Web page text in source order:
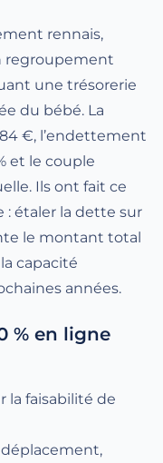
rennais,
regroupement
une trésorerie
du bébé. La
€, l’endettement
et le couple
Ils ont fait ce
: étaler la dette sur
le montant total
capacité
années.
% en ligne
la faisabilité de